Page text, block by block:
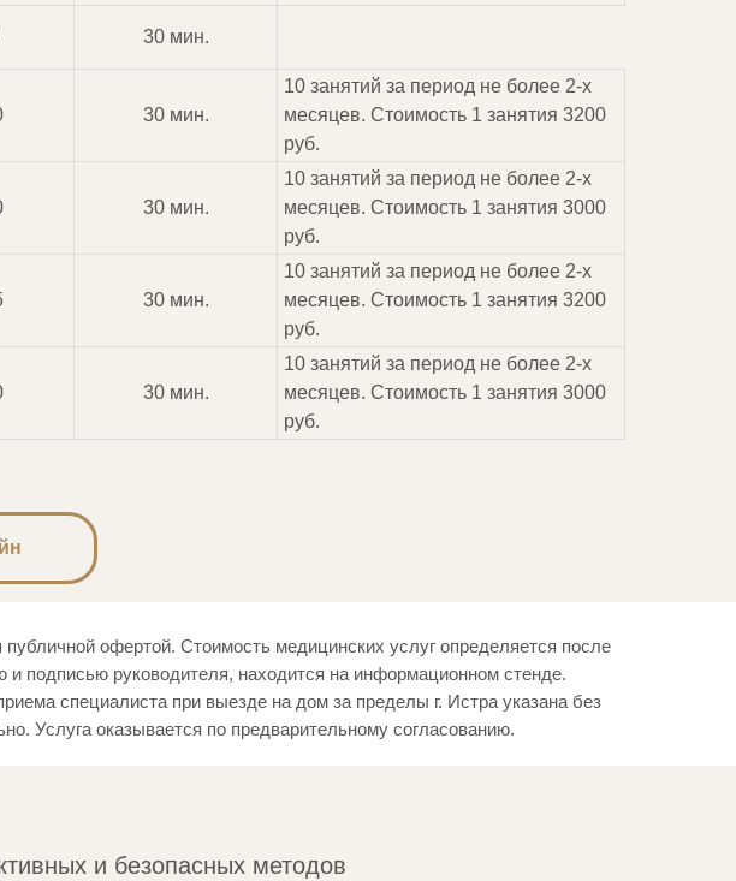
30 мин.
30 мин.
10 занятий за период не более 2-х
месяцев. Стоимость 1 занятия 3200
руб.
30 мин.
10 занятий за период не более 2-х
месяцев. Стоимость 1 занятия 3000
руб.
30 мин.
10 занятий за период не более 2-х
месяцев. Стоимость 1 занятия 3200
руб.
30 мин.
10 занятий за период не более 2-х
месяцев. Стоимость 1 занятия 3000
руб.
офертой. Стоимость медицинских услуг определяется после
подписью руководителя, находится на информационном стенде.
специалиста при выезде на дом за пределы г. Истра указана без
Услуга оказывается по предварительному согласованию.
и безопасных методов